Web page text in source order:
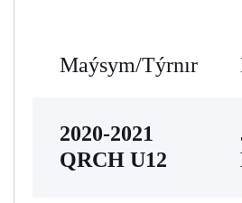
Maýsym/Týrnır
2020-2021
QRCH U12